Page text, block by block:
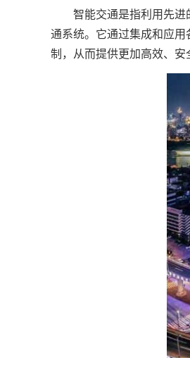
智能交通是指利用先进
通系统。它通过集成和应
制，从而提供更加高效、安